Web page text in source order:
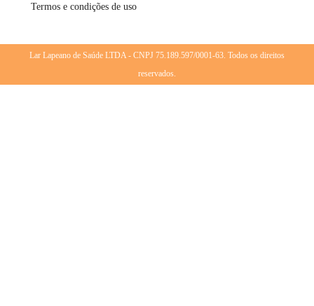
Termos e condições de uso
Lar Lapeano de Saúde LTDA - CNPJ 75.189.597/0001-63. Todos os direitos
reservados.